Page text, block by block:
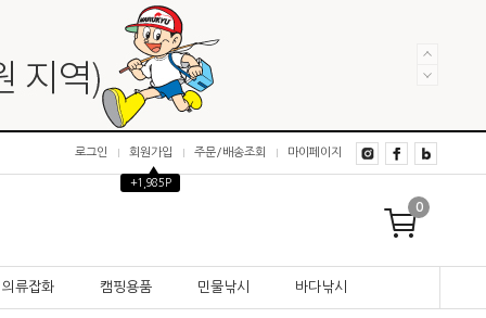
로그인 회원가입
▲
+1,985P
주문/배송조회 마이페이지
0
의류잡화 캠핑용품 민물낚시 바다낚시